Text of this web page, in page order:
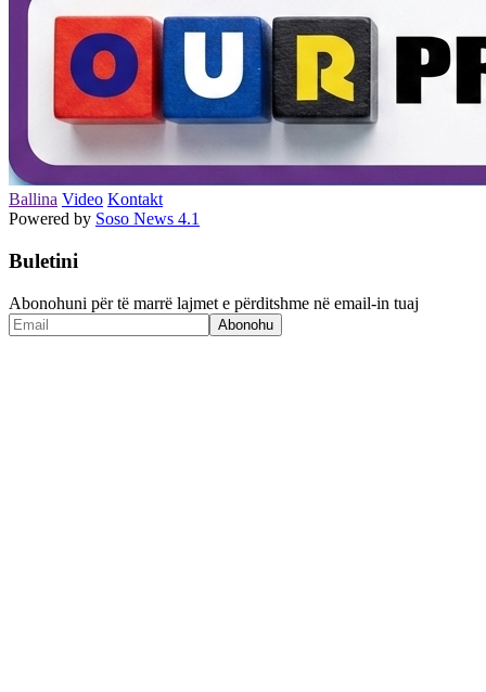
Ballina Video Kontakt
Powered by Soso News 4.1
Buletini
Abonohuni për të marrë lajmet e përditshme në email-in tuaj
Abonohu